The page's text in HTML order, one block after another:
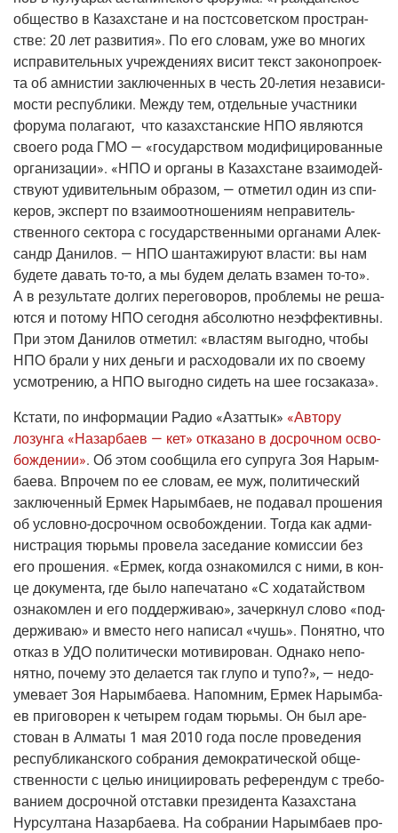
обще­ство в Казах­стане и на пост­со­вет­ском про­стран­
стве: 20 лет раз­ви­тия». По его сло­вам, уже во мно­гих
испра­ви­тель­ных учре­жде­ни­ях висит текст зако­но­про­ек­
та об амни­стии заклю­чен­ных в честь 20-летия неза­ви­си­
мо­сти рес­пуб­ли­ки. Меж­ду тем, отдель­ные участ­ни­ки
фору­ма пола­га­ют, что казах­стан­ские НПО явля­ют­ся
сво­е­го рода ГМО — «госу­дар­ством моди­фи­ци­ро­ван­ные
орга­ни­за­ции». «НПО и орга­ны в Казах­стане вза­и­мо­дей­
ству­ют уди­ви­тель­ным обра­зом, — отме­тил один из спи­
ке­ров, экс­перт по вза­и­мо­от­но­ше­ни­ям непра­ви­тель­
ствен­но­го сек­то­ра с госу­дар­ствен­ны­ми орга­на­ми Алек­
сандр Дани­лов. — НПО шан­та­жи­ру­ют вла­сти: вы нам
буде­те давать то-то, а мы будем делать вза­мен то-то».
А в резуль­та­те дол­гих пере­го­во­ров, про­бле­мы не реша­
ют­ся и пото­му НПО сего­дня абсо­лют­но неэф­фек­тив­ны.
При этом Дани­лов отме­тил: «вла­стям выгод­но, что­бы
НПО бра­ли у них день­ги и рас­хо­до­ва­ли их по сво­е­му
усмот­ре­нию, а НПО выгод­но сидеть на шее госзаказа».
Кста­ти, по инфор­ма­ции Радио «Азаттык» «Авто­ру
лозун­га «Назар­ба­ев — кет» отка­за­но в досроч­ном осво­
бож­де­нии». Об этом сооб­щи­ла его супру­га Зоя Нарым­
ба­е­ва. Впро­чем по ее сло­вам, ее муж, поли­ти­че­ский
заклю­чен­ный Ермек Нарым­ба­ев, не пода­вал про­ше­ния
об услов­но-досроч­ном осво­бож­де­нии. Тогда как адми­
ни­стра­ция тюрь­мы про­ве­ла засе­да­ние комис­сии без
его про­ше­ния. «Ермек, когда озна­ко­мил­ся с ними, в кон­
це доку­мен­та, где было напе­ча­та­но «С хода­тай­ством
озна­ком­лен и его под­дер­жи­ваю», зачерк­нул сло­во «под­
дер­жи­ваю» и вме­сто него напи­сал «чушь». Понят­но, что
отказ в УДО поли­ти­че­ски моти­ви­ро­ван. Одна­ко непо­
нят­но, поче­му это дела­ет­ся так глу­по и тупо?», — недо­
уме­ва­ет Зоя Нарым­ба­е­ва. Напом­ним, Ермек Нарым­ба­
ев при­го­во­рен к четы­рем годам тюрь­мы. Он был аре­
сто­ван в Алма­ты 1 мая 2010 года после про­ве­де­ния
рес­пуб­ли­кан­ско­го собра­ния демо­кра­ти­че­ской обще­
ствен­но­сти с целью ини­ци­и­ро­вать рефе­рен­дум с тре­бо­
ва­ни­ем досроч­ной отстав­ки пре­зи­ден­та Казах­ста­на
Нур­сул­та­на Назар­ба­е­ва. На собра­нии Нарым­ба­ев про­